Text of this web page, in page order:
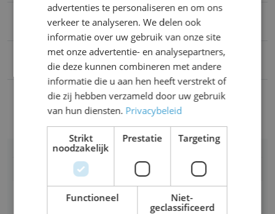
Inspelen op de vragen in de markt, welke
prijsstrategie kies jij als accountant?
De werkkostenregeling (WKR): wat zijn precies
de regels?
Om mee te kunnen praten, moet u ingelogd zijn.
advertenties te personaliseren en om ons
verkeer te analyseren. We delen ook
informatie over uw gebruik van onze site
met onze advertentie- en analysepartners,
die deze kunnen combineren met andere
informatie die u aan hen heeft verstrekt of
die zij hebben verzameld door uw gebruik
van hun diensten. Privacybeleid
Strikt
noodzakelijk
Prestatie Targeting
Functioneel
Niet-
geclassificeerd